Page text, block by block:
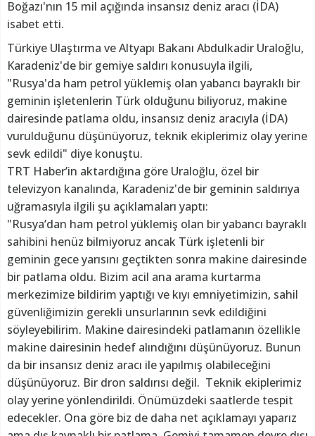
Boğazı'nın 15 mil açığında insansız deniz aracı (İDA)
isabet etti.
Türkiye Ulaştırma ve Altyapı Bakanı Abdulkadir Uraloğlu,
Karadeniz'de bir gemiye saldırı konusuyla ilgili,
"Rusya'da ham petrol yüklemiş olan yabancı bayraklı bir
geminin işletenlerin Türk olduğunu biliyoruz, makine
dairesinde patlama oldu, insansız deniz aracıyla (İDA)
vurulduğunu düşünüyoruz, teknik ekiplerimiz olay yerine
sevk edildi" diye konuştu.
TRT Haber’in aktardığına göre Uraloğlu, özel bir
televizyon kanalında, Karadeniz'de bir geminin saldırıya
uğramasıyla ilgili şu açıklamaları yaptı:
"Rusya’dan ham petrol yüklemiş olan bir yabancı bayraklı
sahibini henüz bilmiyoruz ancak Türk işletenli bir
geminin gece yarısını geçtikten sonra makine dairesinde
bir patlama oldu. Bizim acil ana arama kurtarma
merkezimize bildirim yaptığı ve kıyı emniyetimizin, sahil
güvenliğimizin gerekli unsurlarının sevk edildiğini
söyleyebilirim. Makine dairesindeki patlamanın özellikle
makine dairesinin hedef alındığını düşünüyoruz. Bunun
da bir insansız deniz aracı ile yapılmış olabileceğini
düşünüyoruz. Bir dron saldırısı değil. Teknik ekiplerimiz
olay yerine yönlendirildi. Önümüzdeki saatlerde tespit
edecekler. Ona göre biz de daha net açıklamayı yaparız